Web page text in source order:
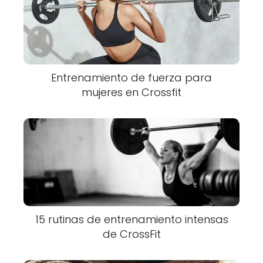
Entrenamiento de fuerza para
mujeres en Crossfit
15 rutinas de entrenamiento intensas
de CrossFit